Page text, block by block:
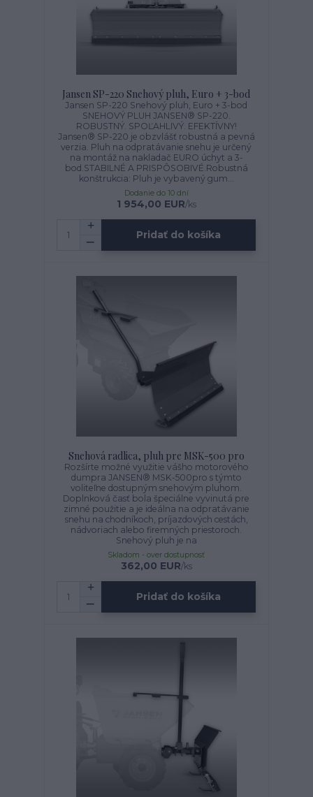
Jansen SP-220 Snehový pluh, Euro + 3-bod
Jansen SP-220 Snehový pluh, Euro + 3-bod
SNEHOVÝ PLUH JANSEN® SP-220.
ROBUSTNÝ. SPOĽAHLIVÝ. EFEKTÍVNY!
Jansen® SP-220 je obzvlášť robustná a pevná
verzia. Pluh na odpratávanie snehu je určený
na montáž na nakladač EURO úchyt a 3-
bod.STABILNÉ A PRISPÔSOBIVÉ.Robustná
konštrukcia: Pluh je vybavený gum...
1 954,00 EUR/ks
Dodanie do 10 dní
Pridať do košíka
Snehová radlica, pluh pre MSK-500 pro
Rozšírte možné využitie vášho motorového
dumpra JANSEN® MSK-500pro s týmto
voliteľne dostupným snehovým pluhom.
Doplnková časť bola špeciálne vyvinutá pre
zimné použitie a je ideálna na odpratávanie
snehu na chodníkoch, príjazdových cestách,
nádvoriach alebo firemných priestoroch.
Snehový pluh je na
362,00 EUR/ks
Skladom - over dostupnosť
Pridať do košíka